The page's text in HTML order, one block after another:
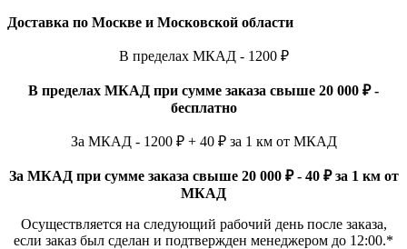
Доставка по Москве и Московской области
В пределах МКАД - 1200 ₽
В пределах МКАД при сумме заказа свыше 20 000 ₽ -
бесплатно
За МКАД - 1200 ₽ + 40 ₽ за 1 км от МКАД
За МКАД при сумме заказа свыше 20 000 ₽ - 40 ₽ за 1 км от
МКАД
Осуществляется на следующий рабочий день после заказа,
если заказ был сделан и подтвержден менеджером до 12:00.*